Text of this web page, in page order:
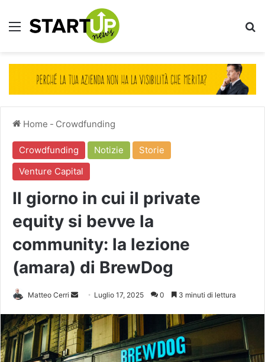
Menu
Home - Crowdfunding
Crowdfunding Notizie
Storie
Venture Capital
Il giorno in cui il private
equity si bevve la
community: la lezione
(amara) di BrewDog
Matteo Cerri
Invia Luglio 17, 2025 0 3 minuti di lettura